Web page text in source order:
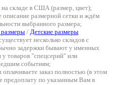
складе в США (размер, цвет);
размерной сетки и ждём
выбранного размера;
/ Детские размеры
несколько складов с
задержки бывают у именных
у товаров "спецсерий" или
событиям;
заказ полностью (в этом
предоплату по указанным Вам в